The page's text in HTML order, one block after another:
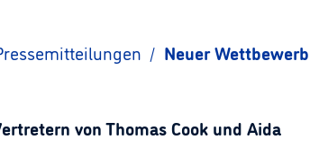
/ Neuer
von Thomas Cook und Aida